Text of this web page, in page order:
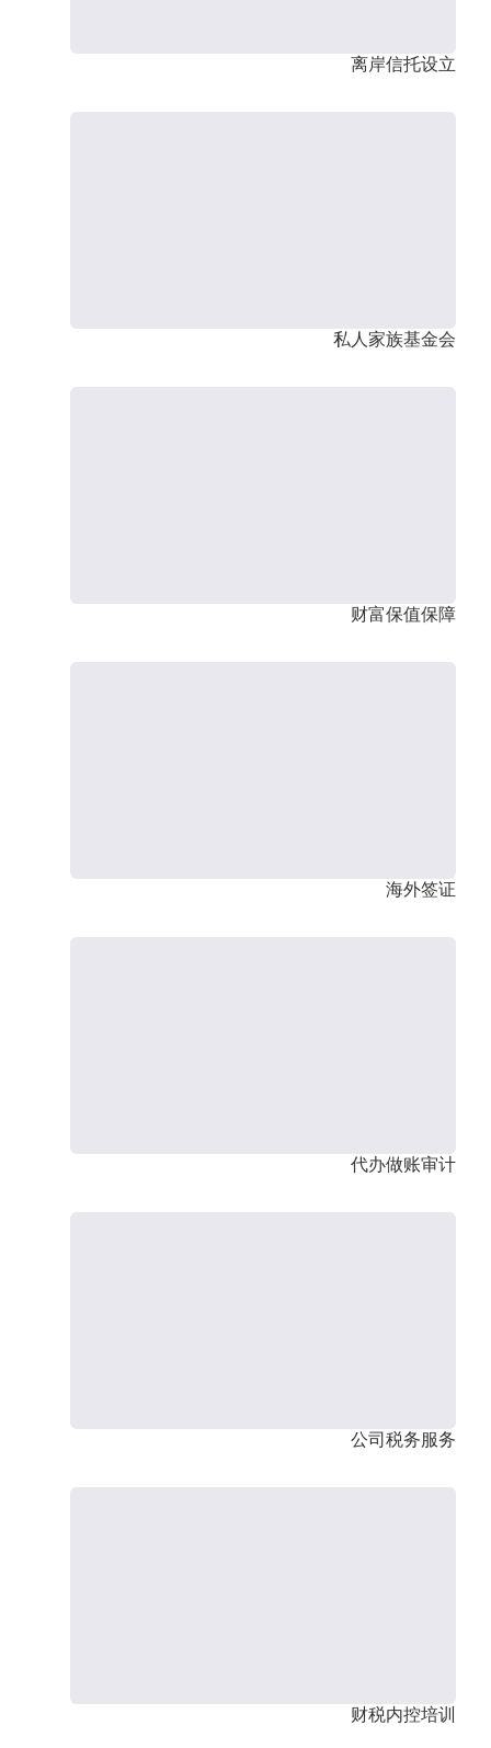
离岸信托设立
私人家族基金会
财富保值保障
海外签证
代办做账审计
公司税务服务
财税内控培训